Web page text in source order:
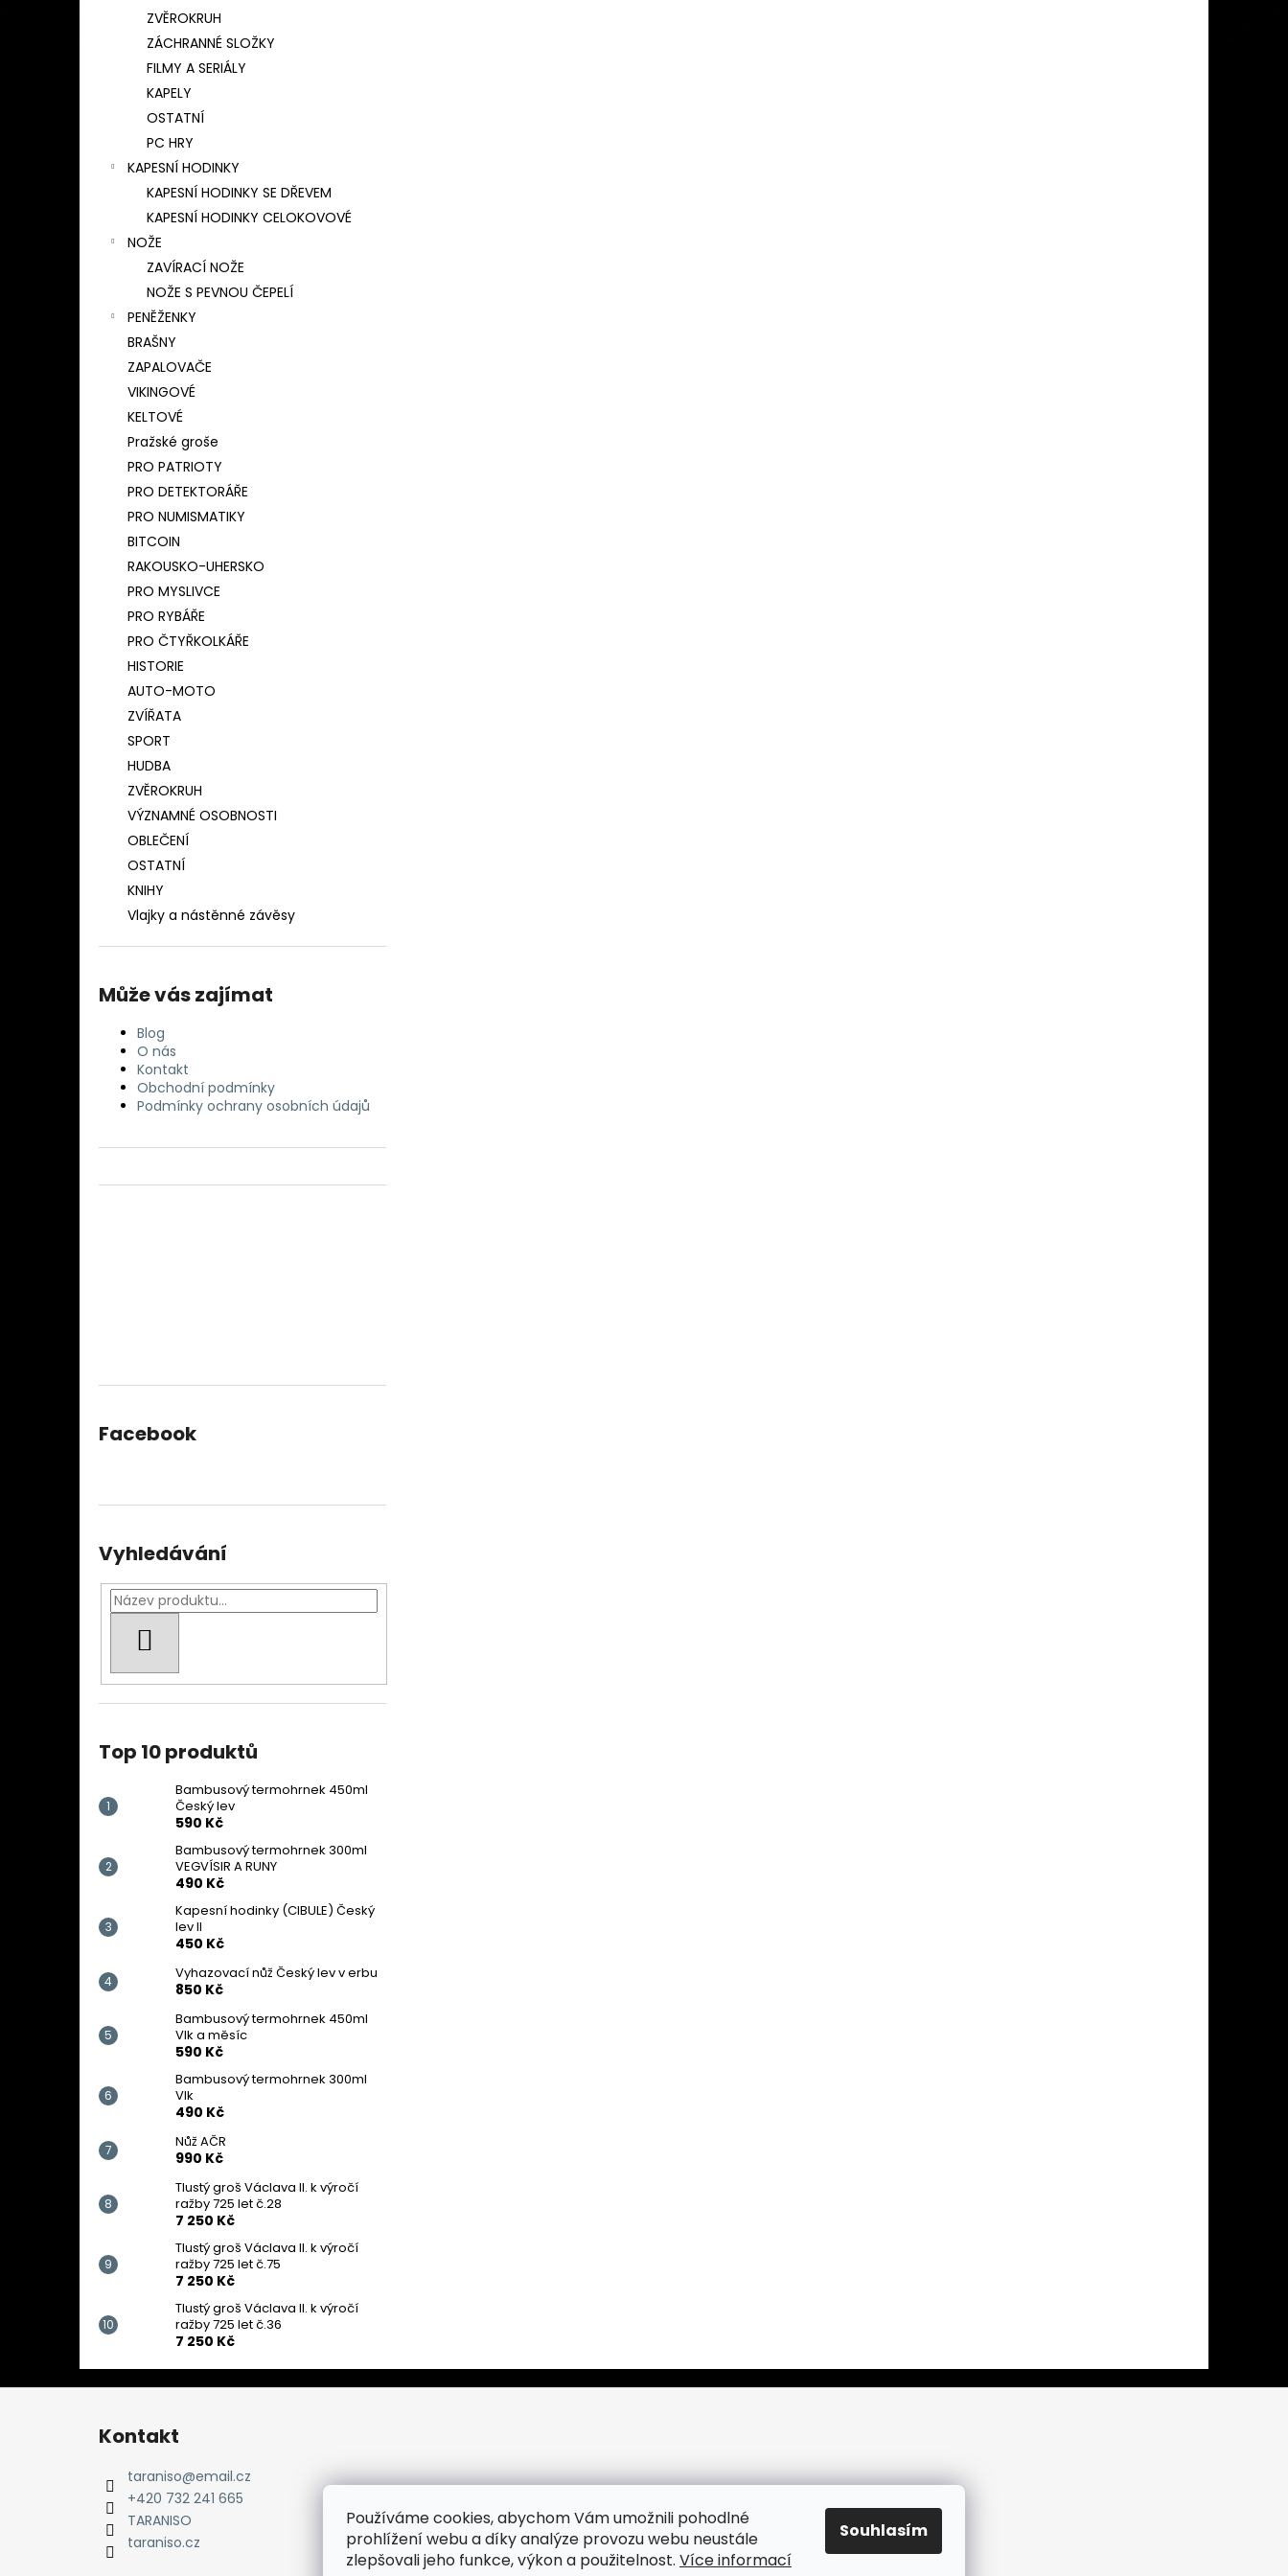
Používáme cookies, abychom Vám umožnili pohodlné
prohlížení webu a díky analýze provozu webu neustále
zlepšovali jeho funkce, výkon a použitelnost. Více informací
Souhlasím
ZVĚROKRUH
ZÁCHRANNÉ SLOŽKY
FILMY A SERIÁLY
KAPELY
OSTATNÍ
PC HRY
KAPESNÍ HODINKY
KAPESNÍ HODINKY SE DŘEVEM
KAPESNÍ HODINKY CELOKOVOVÉ
NOŽE
ZAVÍRACÍ NOŽE
NOŽE S PEVNOU ČEPELÍ
PENĚŽENKY
BRAŠNY
ZAPALOVAČE
VIKINGOVÉ
KELTOVÉ
Pražské groše
PRO PATRIOTY
PRO DETEKTORÁŘE
PRO NUMISMATIKY
BITCOIN
RAKOUSKO-UHERSKO
PRO MYSLIVCE
PRO RYBÁŘE
PRO ČTYŘKOLKÁŘE
HISTORIE
AUTO-MOTO
ZVÍŘATA
SPORT
HUDBA
ZVĚROKRUH
VÝZNAMNÉ OSOBNOSTI
OBLEČENÍ
OSTATNÍ
KNIHY
Vlajky a nástěnné závěsy
Může vás zajímat
Blog
O nás
Kontakt
Obchodní podmínky
Podmínky ochrany osobních údajů
Facebook
Vyhledávání
Top 10 produktů
Bambusový termohrnek 450ml
Český lev
590 Kč
Bambusový termohrnek 300ml
VEGVÍSIR A RUNY
490 Kč
Kapesní hodinky (CIBULE) Český
lev II
450 Kč
Vyhazovací nůž Český lev v erbu
850 Kč
Bambusový termohrnek 450ml
Vlk a měsíc
590 Kč
Bambusový termohrnek 300ml
Vlk
490 Kč
Nůž AČR
990 Kč
Tlustý groš Václava II. k výročí
ražby 725 let č.28
7 250 Kč
Tlustý groš Václava II. k výročí
ražby 725 let č.75
7 250 Kč
Tlustý groš Václava II. k výročí
ražby 725 let č.36
7 250 Kč
Z
Kontakt
taraniso@email.cz
+420 732 241 665
TARANISO
taraniso.cz